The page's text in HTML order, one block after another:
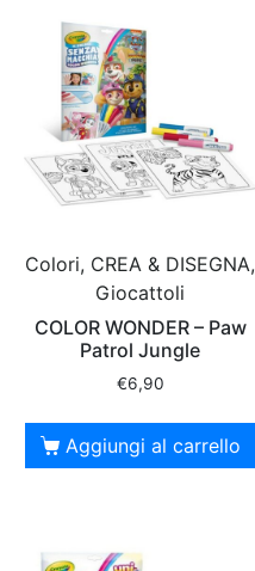
Colori, CREA & DISEGNA,
Giocattoli
COLOR WONDER – Paw
Patrol Jungle
€6,90
Aggiungi al carrello